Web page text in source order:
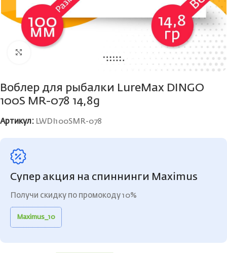
Воблер для рыбалки LureMax DINGO
100S MR-078 14,8g
Артикул: LWDI100SMR-078
Супер акция на спиннинги Maximus
Получи скидку по промокоду 10%
Maximus_10